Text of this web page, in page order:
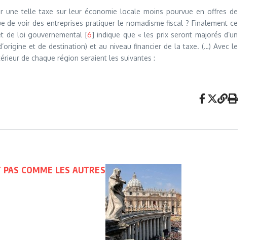
telle taxe sur leur économie locale moins pourvue en offres de
voir des entreprises pratiquer le nomadisme fiscal ? Finalement ce
de loi gouvernemental [6] indique que « les prix seront majorés d’un
et de destination) et au niveau financier de la taxe. (…) Avec le
de chaque région seraient les suivantes :
PAS COMME LES AUTRES